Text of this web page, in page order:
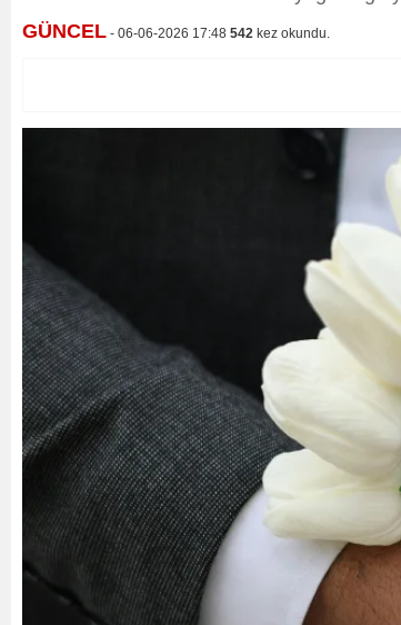
GÜNCEL - 06-06-2026 17:48 542 kez okundu.